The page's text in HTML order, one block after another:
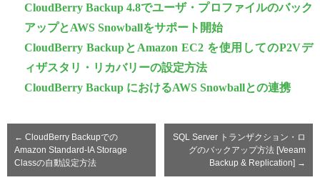
CloudBerry Backup 4.8でユーザ・プロファイルのバック
アップとAWS Snowballをサポート開始
CloudBerry BackupとAmazon EC2 を使用してのP2Vデ
ィザスタリ・リカバリーの設定方法
CloudBerry Backup におけるAWS Snowballとの連携
← CloudBerry Backupでの
Amazon Standard-IA Storage
Classの自動設定方法
SQL Server トランザクション・ロ
グのバックアップ方法 [Veeam
Backup & Replication] →